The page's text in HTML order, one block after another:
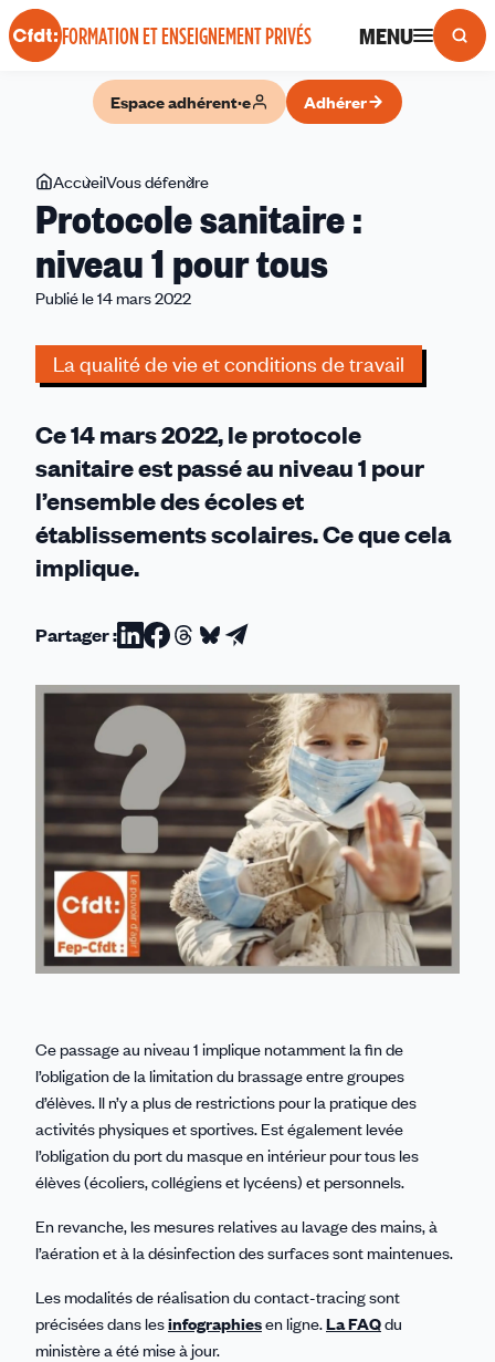
Panneau de gestion des cookies
FORMATION ET ENSEIGNEMENT PRIVÉS MENU
Espace adhérent·e Adhérer
Vous
êtes
ici
AccueilVous défendre
sanitaire :
1
Protocole sanitaire :
niveau 1 pour tous
Publié le 14 mars 2022
La qualité de vie et conditions de travail
Ce 14 mars 2022, le protocole
sanitaire est passé au niveau 1 pour
l’ensemble des écoles et
établissements scolaires. Ce que cela
implique.
Partager :Partager
sur
Linkedin
Partager
sur
Facebook
Partager
sur
Threads
Partager
sur
Bluesky
Partager
par
email
Ce passage au niveau 1 implique notamment la fin de
l’obligation de la limitation du brassage entre groupes
d’élèves. Il n’y a plus de restrictions pour la pratique des
activités physiques et sportives. Est également levée
l’obligation du port du masque en intérieur pour tous les
élèves (écoliers, collégiens et lycéens) et personnels.
En revanche, les mesures relatives au lavage des mains, à
l’aération et à la désinfection des surfaces sont maintenues.
Les modalités de réalisation du contact-tracing sont
précisées dans lesinfographiesen ligne.La FAQdu
ministère a été mise à jour.